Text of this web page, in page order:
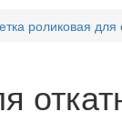
роликовая для